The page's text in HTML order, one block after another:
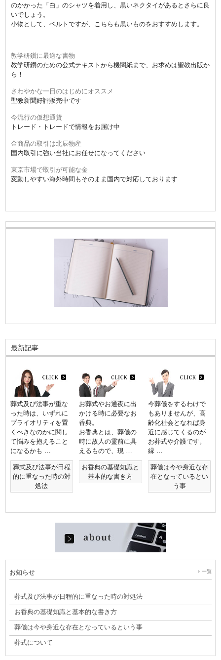
のかかった「白」のシャツを着用し、黒いネクタイがあるとさらに良
いでしょう。
小物として、ベルトですが、こちらも黒いものをおすすめします。
教学研鑽に最適な書物
教学研鑽のための公式テキストから機関紙まで、お求めは聖教出版か
ら！
さわやかな一日のはじめにオススメ
聖教新聞好評販売中です
今流行の仮想通貨
トレード・トレードで情報をお届け中
金商品の取引は北辰物産
国内取引に強い当社にお任せになってください
東京市場で取引が可能な金
変動しやすい海外時間もそのまま国内で対応しております
最新記事
葬式及び法事が重な
った時は、いずれに
プライオリティを置
くべきなのかに関し
て悩みを抱えること
になるかも …
葬式及び法事が日程
的に重なった時の対
処法
お葬式やお通夜に出
かける時に必要なお
香典。
お香典とは、葬儀の
時に故人の霊前に具
えるもので、現 …
お香典の基礎知識と
基本的な書き方
今葬儀をするわけで
もありませんが、高
齢化社会となれば身
近に感じてくるのが
お葬式や介護です。
縁 …
葬儀は今や身近な存
在となっているとい
う事
お知らせ 一覧
葬式及び法事が日程的に重なった時の対処法
お香典の基礎知識と基本的な書き方
葬儀は今や身近な存在となっているという事
葬式について